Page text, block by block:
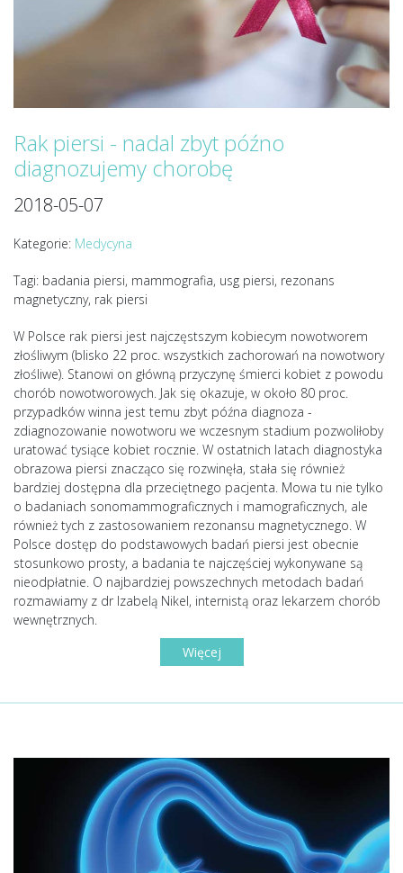
Rak piersi - nadal zbyt późno
diagnozujemy chorobę
2018-05-07
Kategorie: Medycyna
Tagi: badania piersi, mammografia, usg piersi, rezonans
magnetyczny, rak piersi
W Polsce rak piersi jest najczęstszym kobiecym nowotworem
złośliwym (blisko 22 proc. wszystkich zachorowań na nowotwory
złośliwe). Stanowi on główną przyczynę śmierci kobiet z powodu
chorób nowotworowych. Jak się okazuje, w około 80 proc.
przypadków winna jest temu zbyt późna diagnoza -
zdiagnozowanie nowotworu we wczesnym stadium pozwoliłoby
uratować tysiące kobiet rocznie. W ostatnich latach diagnostyka
obrazowa piersi znacząco się rozwinęła, stała się również
bardziej dostępna dla przeciętnego pacjenta. Mowa tu nie tylko
o badaniach sonomammograficznych i mamograficznych, ale
również tych z zastosowaniem rezonansu magnetycznego. W
Polsce dostęp do podstawowych badań piersi jest obecnie
stosunkowo prosty, a badania te najczęściej wykonywane są
nieodpłatnie. O najbardziej powszechnych metodach badań
rozmawiamy z dr Izabelą Nikel, internistą oraz lekarzem chorób
wewnętrznych.
Więcej